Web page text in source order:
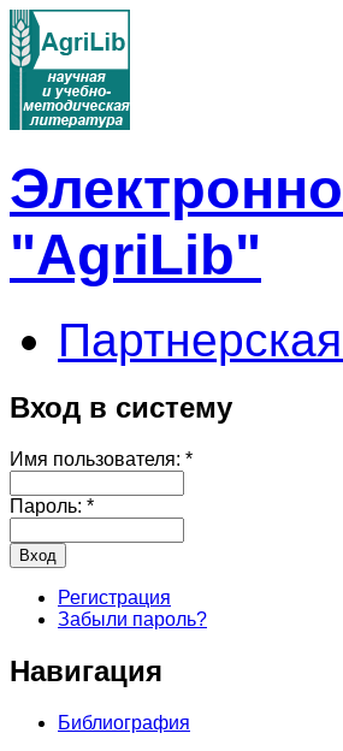
"AgriLib"
Вход в систему
Имя пользователя: *
Пароль: *
Регистрация
Забыли пароль?
Навигация
Библиография